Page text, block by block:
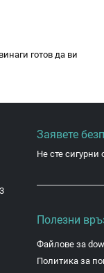
готов да ви
Заявете
Не сте сигурни
Полезни
Файлове за
Политика за